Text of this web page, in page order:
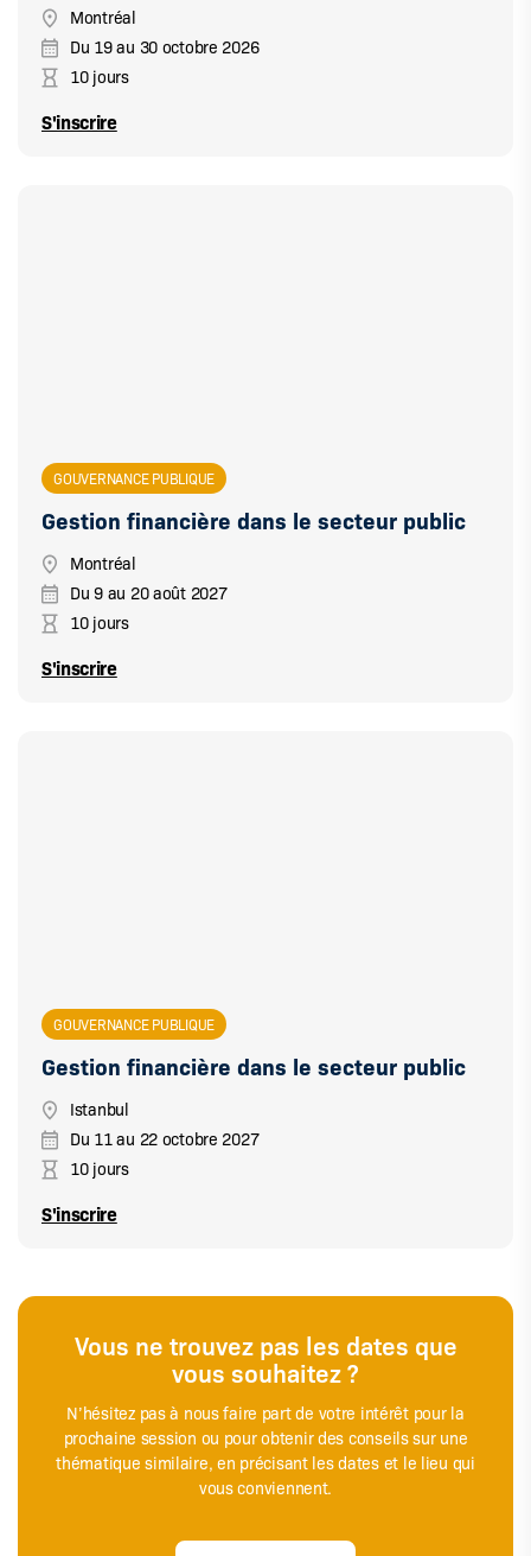
Montréal
Du 19au 30 octobre 2026
10 jours
S'inscrire
GOUVERNANCE PUBLIQUE
Gestion financière dans le secteur public
Montréal
Du9au 20 août 2027
10 jours
S'inscrire
GOUVERNANCE PUBLIQUE
Gestion financière dans le secteur public
Istanbul
Du 11au 22 octobre 2027
10 jours
S'inscrire
Vous ne trouvez pas les dates que
vous souhaitez ?
N’hésitez pas à nous faire part de votre intérêt pour la
prochaine session ou pour obtenir des conseils sur une
thématique similaire, en précisant les dates et le lieu qui
vous conviennent.